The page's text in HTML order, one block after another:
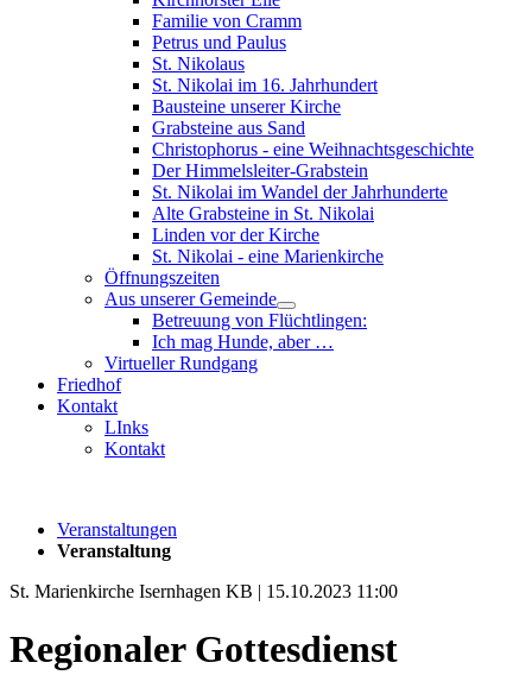
Familie von Cramm
Petrus und Paulus
St. Nikolaus
St. Nikolai im 16. Jahrhundert
Bausteine unserer Kirche
Grabsteine aus Sand
Christophorus - eine Weihnachtsgeschichte
Der Himmelsleiter-Grabstein
St. Nikolai im Wandel der Jahrhunderte
Alte Grabsteine in St. Nikolai
Linden vor der Kirche
St. Nikolai - eine Marienkirche
Öffnungszeiten
Aus unserer Gemeinde
Betreuung von Flüchtlingen:
Ich mag Hunde, aber …
Virtueller Rundgang
Friedhof
Kontakt
LInks
Kontakt
Veranstaltungen
Veranstaltung
St. Marienkirche Isernhagen KB | 15.10.2023 11:00
Regionaler Gottesdienst